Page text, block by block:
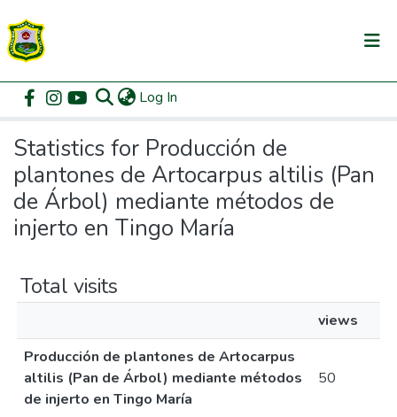
Log In
Communities & Collections
All of DSpace
Home Statistics
Statistics for Producción de
plantones de Artocarpus altilis (Pan
de Árbol) mediante métodos de
injerto en Tingo María
Total visits
views
Producción de plantones de Artocarpus
altilis (Pan de Árbol) mediante métodos
de injerto en Tingo María
50